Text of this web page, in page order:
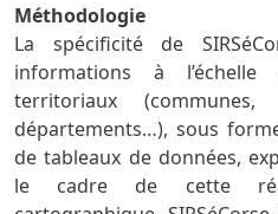
Méthodologie
La spécificité de
informations à
territoriaux (communes,
départements…), sous
de tableaux de données,
le cadre de cette